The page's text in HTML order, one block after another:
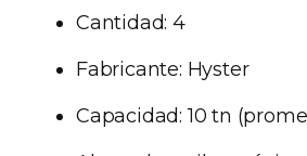
Cantidad: 4
Fabricante: Hyster
Capacidad: 10 tn